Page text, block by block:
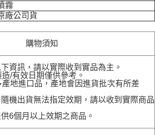
霧
廠公司貨
購物須知
資訊，請以實際收到實品為主。
/有效日期僅供參考。
地進口品，產地會因進貨批次有所差
機出貨無法指定效期，請以收到實際商品
6個月以上效期之商品。